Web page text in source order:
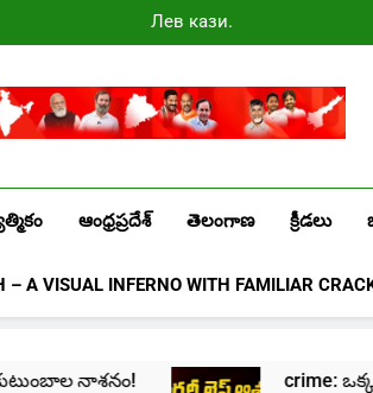
Лев казино
промокоды
ఆంధ్రప్రదేశ్ తెలంగాణ క్రీడలు
– A VISUAL INFERNO WITH FAMILIAR
నాశనం! crime: ఒక్క